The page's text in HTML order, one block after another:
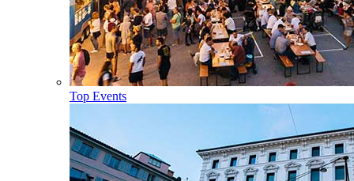
Top Events